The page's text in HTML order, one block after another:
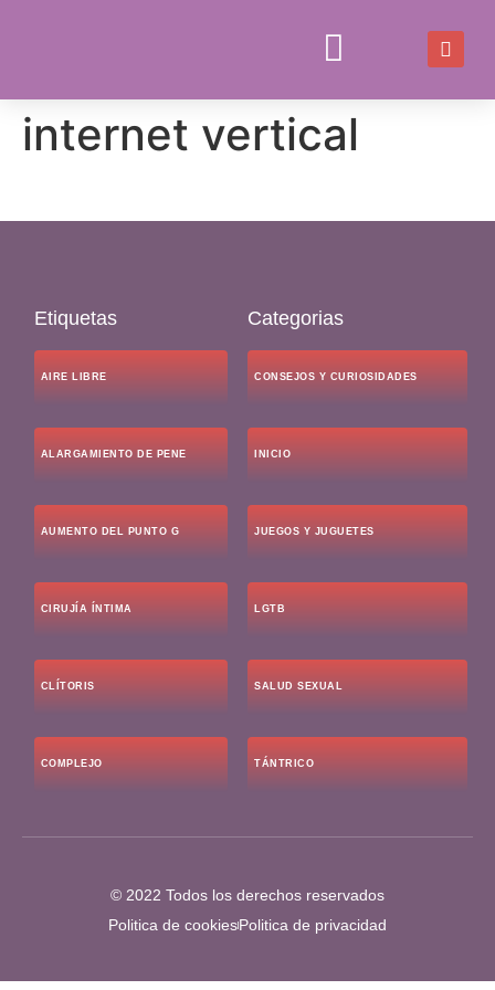
internet vertical
Etiquetas
AIRE LIBRE
ALARGAMIENTO DE PENE
AUMENTO DEL PUNTO G
CIRUJÍA ÍNTIMA
CLÍTORIS
COMPLEJO
Categorias
CONSEJOS Y CURIOSIDADES
INICIO
JUEGOS Y JUGUETES
LGTB
SALUD SEXUAL
TÁNTRICO
© 2022 Todos los derechos reservados
Politica de cookiesPolitica de privacidad